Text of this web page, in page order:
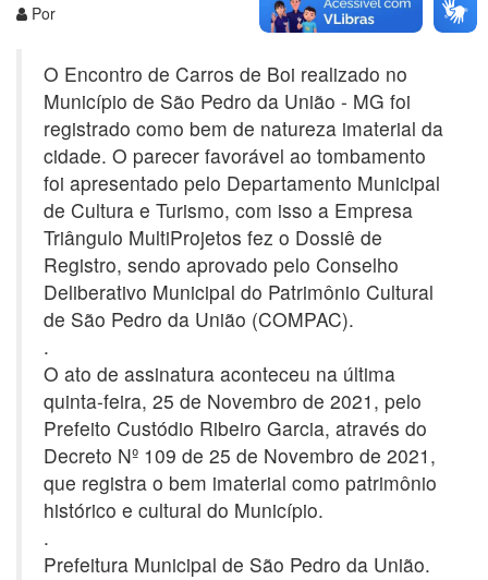
Por
O Encontro de Carros de Boi realizado no
Município de São Pedro da União - MG foi
registrado como bem de natureza imaterial da
cidade. O parecer favorável ao tombamento
foi apresentado pelo Departamento Municipal
de Cultura e Turismo, com isso a Empresa
Triângulo MultiProjetos fez o Dossiê de
Registro, sendo aprovado pelo Conselho
Deliberativo Municipal do Patrimônio Cultural
de São Pedro da União (COMPAC).
.
O ato de assinatura aconteceu na última
quinta-feira, 25 de Novembro de 2021, pelo
Prefeito Custódio Ribeiro Garcia, através do
Decreto Nº 109 de 25 de Novembro de 2021,
que registra o bem imaterial como patrimônio
histórico e cultural do Município.
.
Prefeitura Municipal de São Pedro da União.